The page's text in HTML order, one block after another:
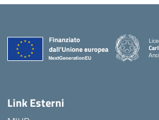
Link Esterni